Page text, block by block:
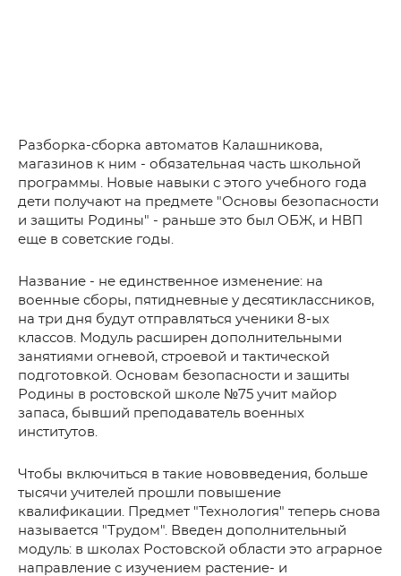
Разборка-сборка автоматов Калашникова,
магазинов к ним - обязательная часть школьной
программы. Новые навыки с этого учебного года
дети получают на предмете "Основы безопасности
и защиты Родины" - раньше это был ОБЖ, и НВП
еще в советские годы.
Название - не единственное изменение: на
военные сборы, пятидневные у десятиклассников,
на три дня будут отправляться ученики 8-ых
классов. Модуль расширен дополнительными
занятиями огневой, строевой и тактической
подготовкой. Основам безопасности и защиты
Родины в ростовской школе №75 учит майор
запаса, бывший преподаватель военных
институтов.
Чтобы включиться в такие нововведения, больше
тысячи учителей прошли повышение
квалификации. Предмет "Технология" теперь снова
называется "Трудом". Введен дополнительный
модуль: в школах Ростовской области это аграрное
направление с изучением растение- и